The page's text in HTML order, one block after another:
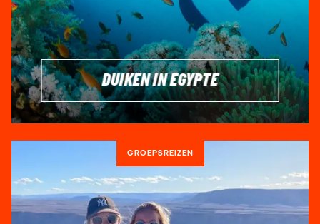
kun je genieten van de prachtige stranden van Sharm El
Sheikh. Heb je nog nooit gedoken? Je kuntje PADI halen
Egypte!
🏜️SANDBOARDEN | ÉÉN VAN DE ACTIVITEITEN
IN DE WOESTIJN
een flinke adrenalinekick. Of pak een quad en scheur door
de woestijn terwijl je het spectaculaire uitzicht in je opneemt.
Wil je echt iets memorabels? Overnacht dan in een
DUIKEN IN EGYPTE
GROEPSREIZEN